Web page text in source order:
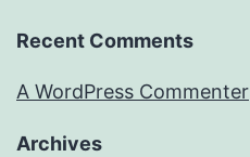
Recent Comments
A WordPress Commenter
Archives